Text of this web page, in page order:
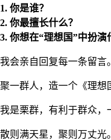
1. 你是谁？
2. 你最擅长什么？
3. 你想在“理想国”中扮演
我会亲自回复每一条留言。
聚一群人，造一个《理想
我是栗群，有利于群众，
散则满天星，聚则万丈光。